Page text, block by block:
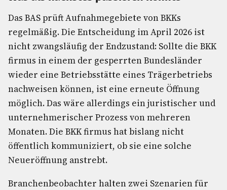
Das BAS prüft Aufnahmegebiete von BKKs
regelmäßig. Die Entscheidung im April 2026 ist
nicht zwangsläufig der Endzustand: Sollte die BKK
firmus in einem der gesperrten Bundesländer
wieder eine Betriebsstätte eines Trägerbetriebs
nachweisen können, ist eine erneute Öffnung
möglich. Das wäre allerdings ein juristischer und
unternehmerischer Prozess von mehreren
Monaten. Die BKK firmus hat bislang nicht
öffentlich kommuniziert, ob sie eine solche
Neueröffnung anstrebt.
Branchenbeobachter halten zwei Szenarien für